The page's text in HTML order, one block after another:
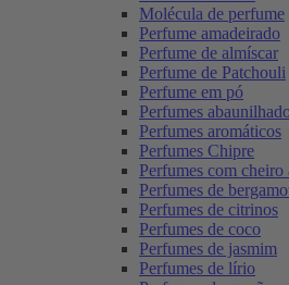
Molécula de perfume
Perfume amadeirado
Perfume de almíscar
Perfume de Patchouli
Perfume em pó
Perfumes
Perfumes aromáticos
Perfumes Chipre
Perfumes com cheiro
Perfumes de
Perfumes de citrinos
Perfumes de coco
Perfumes de jasmim
Perfumes de lírio